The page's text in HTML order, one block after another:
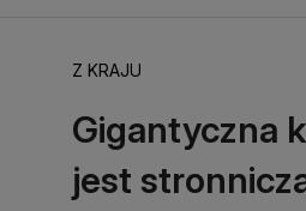
Z KRAJU
Gigantyczna
jest